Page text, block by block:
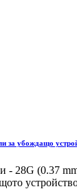
за убождaщо
- 28G (0.37